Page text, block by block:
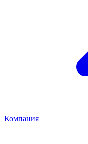
Компания